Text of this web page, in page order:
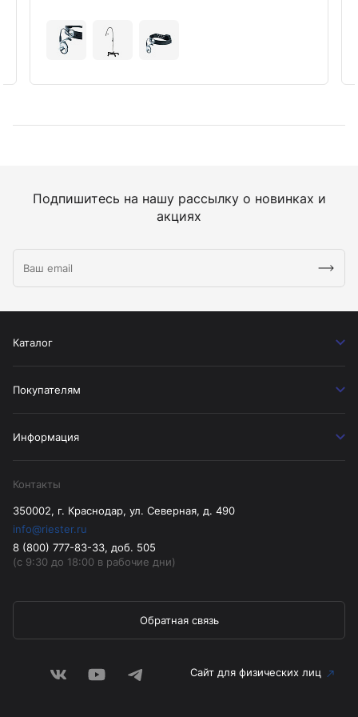
Подпишитесь на нашу рассылку о новинках и
акциях
Каталог
Покупателям
Информация
Контакты
350002, г. Краснодар, ул. Северная, д. 490
info@riester.ru
8 (800) 777-83-33, доб. 505
(с 9:30 до 18:00 в рабочие дни)
Обратная связь
Сайт для физических лиц